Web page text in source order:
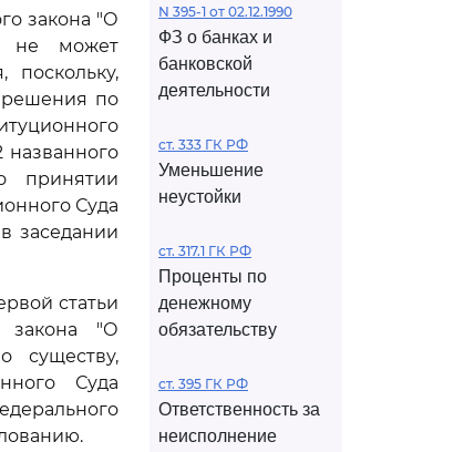
закона "О
не может
поскольку,
решения по
названного
принятии
Суда
заседании
статьи
закона "О
существу,
Суда
N 395-1 от 02.12.1990
ФЗ о банках и
банковской
деятельности
ст. 333 ГК РФ
Уменьшение
неустойки
ст. 317.1 ГК РФ
Проценты по
денежному
обязательству
ст. 395 ГК РФ
Ответственность за
неисполнение